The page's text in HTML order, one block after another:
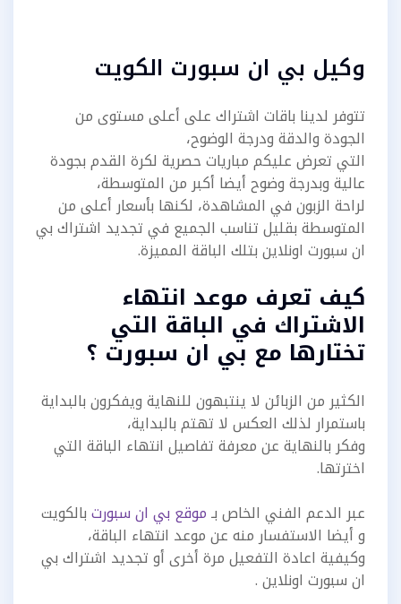
وكيل بي ان سبورت الكويت
تتوفر لدينا باقات اشتراك على أعلى مستوى من
الجودة والدقة ودرجة الوضوح،
التي تعرض عليكم مباريات حصرية لكرة القدم بجودة
عالية وبدرجة وضوح أيضا أكبر من المتوسطة،
لراحة الزبون في المشاهدة، لكنها بأسعار أعلى من
المتوسطة بقليل تناسب الجميع في تجديد اشتراك بي
ان سبورت اونلاين بتلك الباقة المميزة.
كيف تعرف موعد انتهاء
الاشتراك في الباقة التي
تختارها مع بي ان سبورت ؟
الكثير من الزبائن لا ينتبهون للنهاية ويفكرون بالبداية
باستمرار لذلك العكس لا تهتم بالبداية،
وفكر بالنهاية عن معرفة تفاصيل انتهاء الباقة التي
اخترتها.
عبر الدعم الفني الخاص بـموقع بي ان سبورتبالكويت
و أيضا الاستفسار منه عن موعد انتهاء الباقة،
وكيفية اعادة التفعيل مرة أخرى أو تجديد اشتراك بي
ان سبورت اونلاين .